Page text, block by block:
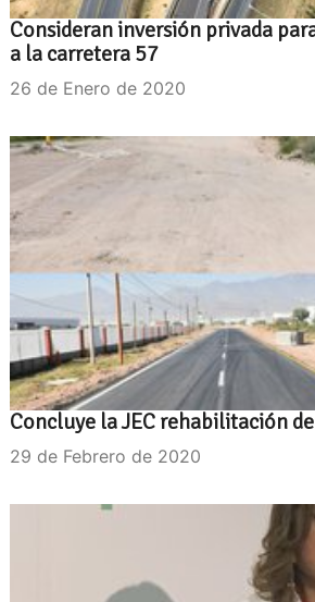
Consideran inversión privada
a la carretera 57
26 de Enero de 2020
Concluye la JEC rehabilitación
29 de Febrero de 2020